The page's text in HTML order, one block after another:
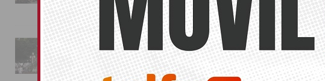
01/08/2026
La fiesta se adueña de
Almoradí con la presentación
de los cargos festeros y la
toma del castillo